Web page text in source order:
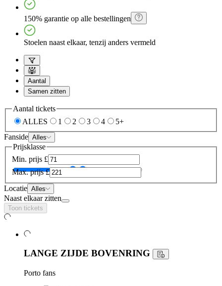
150% garantie op alle bestellingen
Stoelen naast elkaar, tenzij anders vermeld
Aantal
Samen zitten
Aantal tickets
ALLES
1 2 3 4
5+
Fanside Alles
Prijsklasse
Min. prijs £
Max. prijs £
Locatie Alles
Naast elkaar zitten
Toon tickets
LANGE ZIJDE BOVENRING
Porto fans